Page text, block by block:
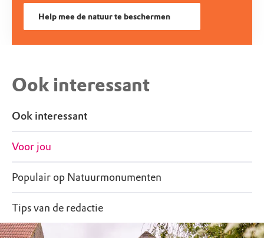
Help mee de natuur te beschermen
Ook interessant
Ook interessant
Voor jou
Populair op Natuurmonumenten
Tips van de redactie